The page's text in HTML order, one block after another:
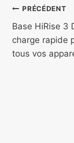
de
PRÉCÉDENT
Base HiRise 3
charge rapide
tous vos